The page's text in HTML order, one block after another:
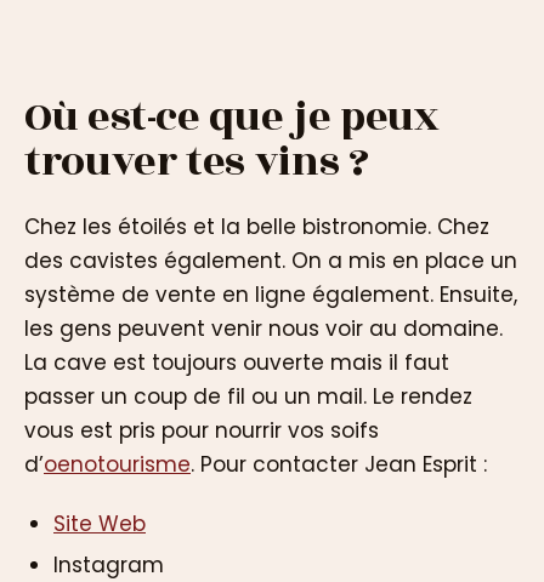
Où est-ce que je peux
trouver tes vins ?
Chez les étoilés et la belle bistronomie. Chez
des cavistes également. On a mis en place un
système de vente en ligne également. Ensuite,
les gens peuvent venir nous voir au domaine.
La cave est toujours ouverte mais il faut
passer un coup de fil ou un mail. Le rendez
vous est pris pour nourrir vos soifs
d’oenotourisme. Pour contacter Jean Esprit :
Site Web
Instagram